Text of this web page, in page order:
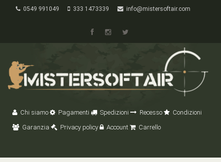
0549 991049 333 1473339 info@mistersoftair.com
Chi siamo Pagamenti Spedizioni Recesso
Condizioni
Garanzia
Privacy policy Account Carrello